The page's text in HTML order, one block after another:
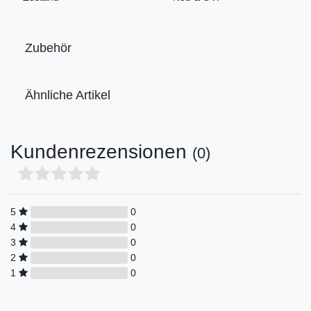
Zubehör
Ähnliche Artikel
Kundenrezensionen (0)
5
0
4
0
3
0
2
0
1
0